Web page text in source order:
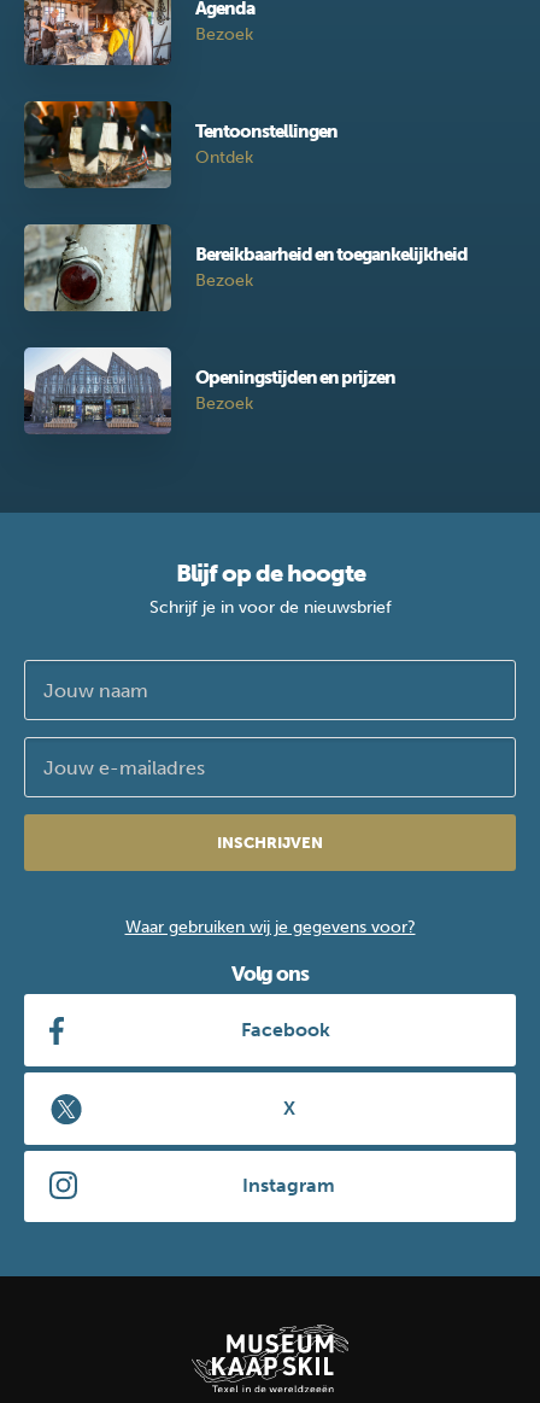
Agenda
Bezoek
Tentoonstellingen
Ontdek
Bereikbaarheid en toegankelijkheid
Bezoek
Openingstijden en prijzen
Bezoek
Blijf op de hoogte
Schrijf je in voor de nieuwsbrief
INSCHRIJVEN
Waar gebruiken wij je gegevens voor?
Volg ons
Facebook
X
Instagram